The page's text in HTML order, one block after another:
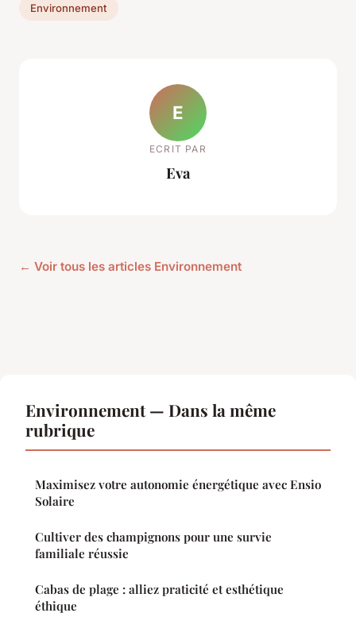
Environnement
E
ECRIT PAR
Eva
← Voir tous les articles Environnement
Environnement — Dans la même
rubrique
Maximisez votre autonomie énergétique avec Ensio
Solaire
Cultiver des champignons pour une survie
familiale réussie
Cabas de plage : alliez praticité et esthétique
éthique